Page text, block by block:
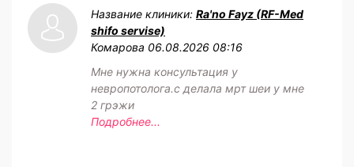
Название клиники: Ra'no Fayz (RF-Med
shifo servise)
Комарова 06.08.2026 08:16
Мне нужна консультация у
невропотолога.с делала мрт шеи у мне
2 грэжи
Подробнее...